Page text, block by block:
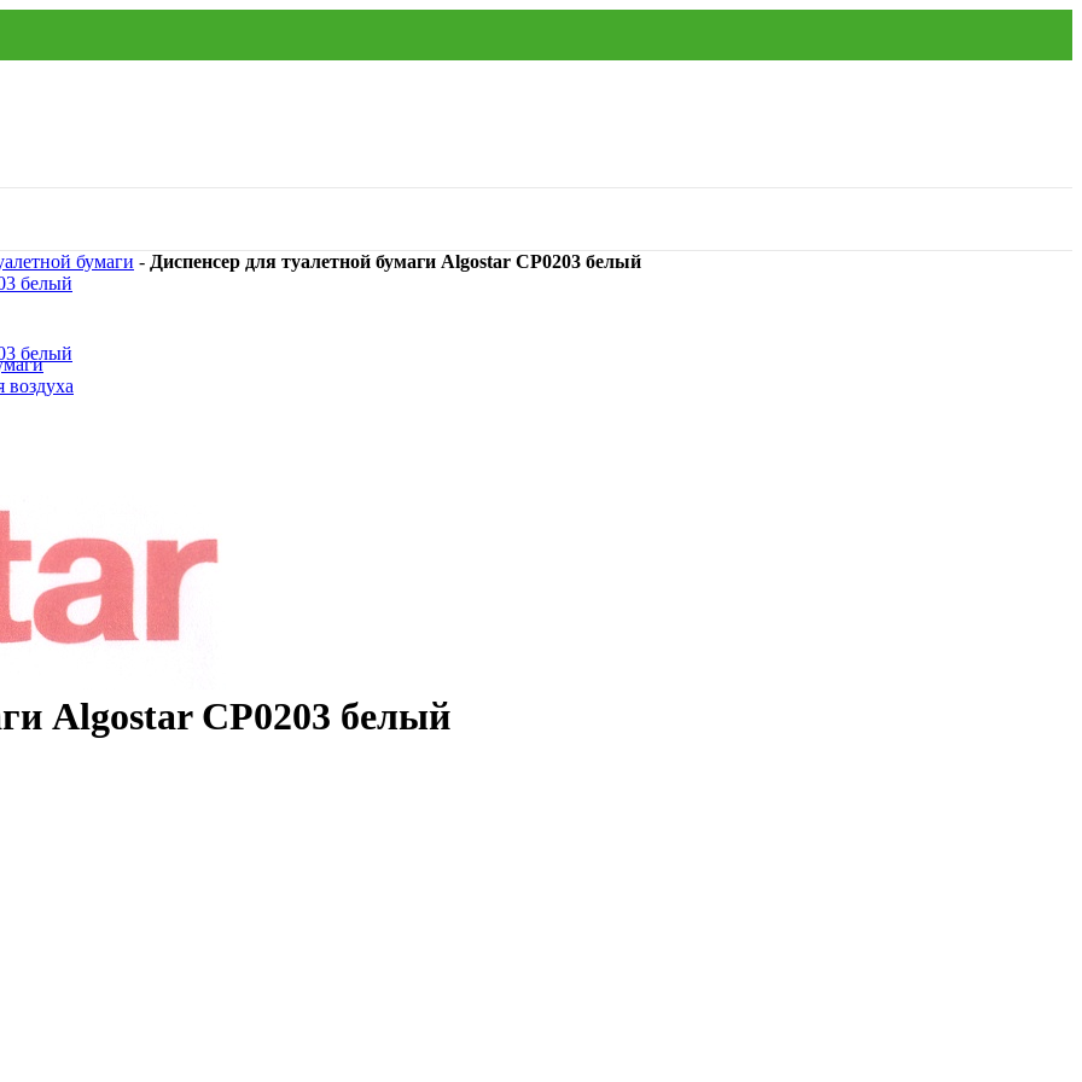
воздуха
бумаги - Диспенсер для туалетной бумаги Algostar CP0203 белый
Algostar CP0203 белый